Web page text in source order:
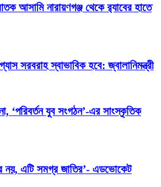
আসামি নারায়ণগঞ্জ থেকে র‌্যাবের হাতে
সরবরাহ স্বাভাবিক হবে: জ্বালানিমন্ত্রী
‘পরিবর্তন যুব সংগঠন’-এর সাংস্কৃতিক
নয়, এটি সমগ্র জাতির’- এডভোকেট